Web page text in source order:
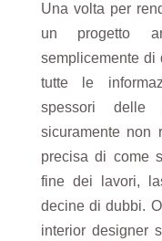
Una volta per
un progetto
semplicemente di
tutte le
spessori
sicuramente non
precisa di come
fine dei lavori,
decine di dubbi.
interior designer